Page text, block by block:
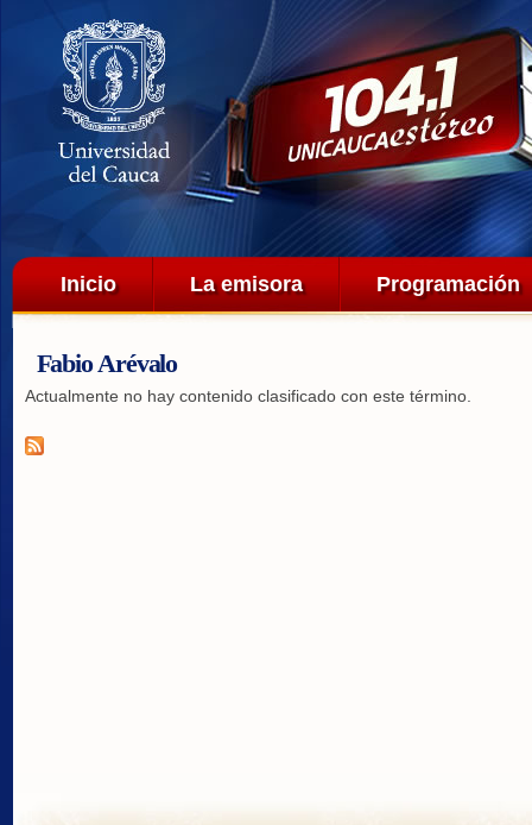
Menú principal
Inicio La emisora Programación
Fabio Arévalo
Actualmente no hay contenido clasificado con este término.